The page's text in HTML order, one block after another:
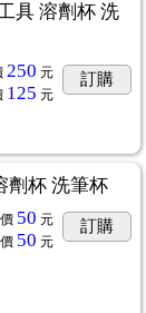
具 溶劑杯 洗
250 元
125 元
訂購
劑杯 洗筆杯
50 元
50 元
訂購